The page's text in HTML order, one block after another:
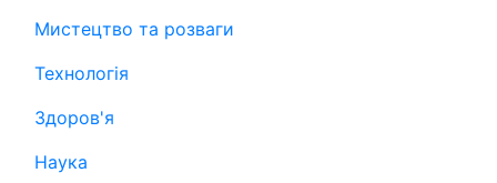
Мистецтво та розваги
Технологія
Здоров'я
Наука